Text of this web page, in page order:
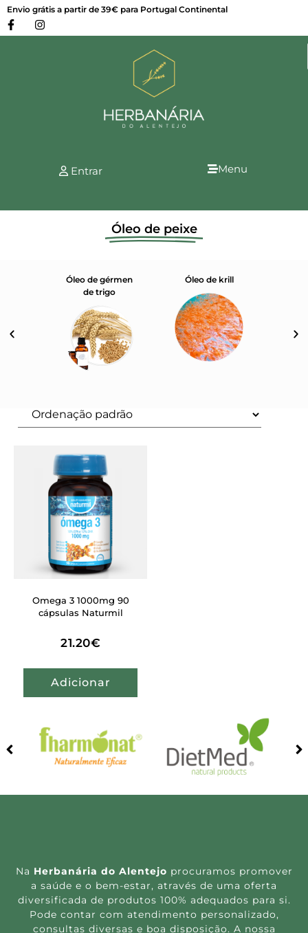
Envio grátis a partir de 39€ para Portugal Continental
Entrar Menu
Óleo de peixe
Óleo de gérmen
de trigo
Óleo de krill
Omega 3 1000mg 90
cápsulas Naturmil
21.20€
Adicionar
Na Herbanária do Alentejo procuramos promover
a saúde e o bem-estar, através de uma oferta
diversificada de produtos 100% adequados para si.
Pode contar com atendimento personalizado,
consultas diversas e boa disposição. A nossa